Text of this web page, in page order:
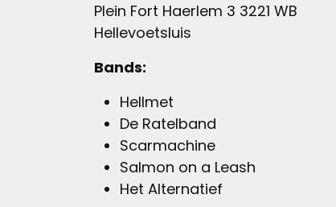
Plein Fort Haerlem 3 3221 WB
Hellevoetsluis
Bands:
Hellmet
De Ratelband
Scarmachine
Salmon on a Leash
Het Alternatief